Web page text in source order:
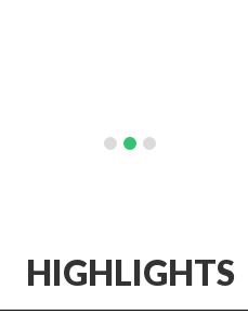
HIGHLIGHTS